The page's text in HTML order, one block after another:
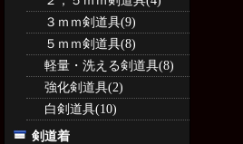
３ｍｍ剣道具(9)
５ｍｍ剣道具(8)
軽量・洗える剣道具(8)
強化剣道具(2)
白剣道具(10)
剣道着